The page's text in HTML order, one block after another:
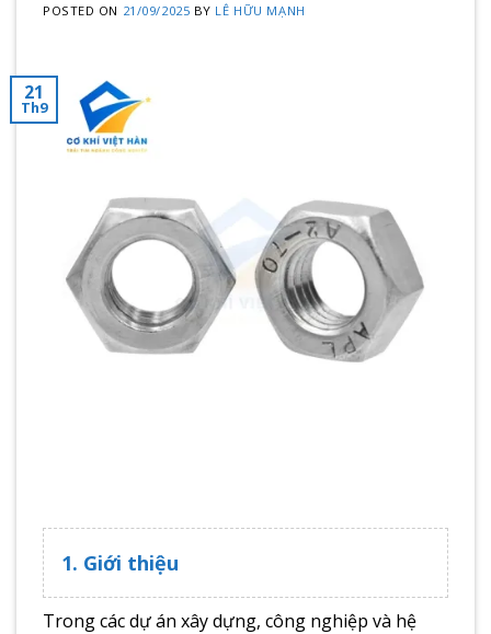
POSTED ON 21/09/2025 BY LÊ HỮU MẠNH
21
Th9
1. Giới thiệu
Trong các dự án xây dựng, công nghiệp và hệ